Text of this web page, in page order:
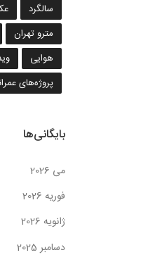
سالگرد
مترو تهران
هوایی
پروژه‌های
بایگانی‌ها
می 2026
فوریه 2026
ژانویه 2026
دسامبر 2025